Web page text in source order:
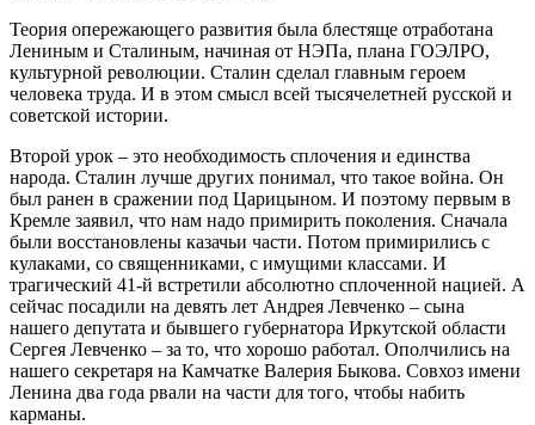
Теория опережающего развития была блестяще отработана
Лениным и Сталиным, начиная от НЭПа, плана ГОЭЛРО,
культурной революции. Сталин сделал главным героем
человека труда. И в этом смысл всей тысячелетней русской и
советской истории.
Второй урок – это необходимость сплочения и единства
народа. Сталин лучше других понимал, что такое война. Он
был ранен в сражении под Царицыном. И поэтому первым в
Кремле заявил, что нам надо примирить поколения. Сначала
были восстановлены казачьи части. Потом примирились с
кулаками, со священниками, с имущими классами. И
трагический 41-й встретили абсолютно сплоченной нацией. А
сейчас посадили на девять лет Андрея Левченко – сына
нашего депутата и бывшего губернатора Иркутской области
Сергея Левченко – за то, что хорошо работал. Ополчились на
нашего секретаря на Камчатке Валерия Быкова. Совхоз имени
Ленина два года рвали на части для того, чтобы набить
карманы.